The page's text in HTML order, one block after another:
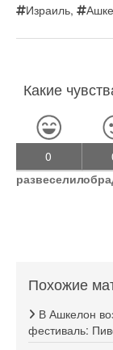
Израиль,
Какие
0
развеселил
Похожие
В Ашкелон
фестиваль: